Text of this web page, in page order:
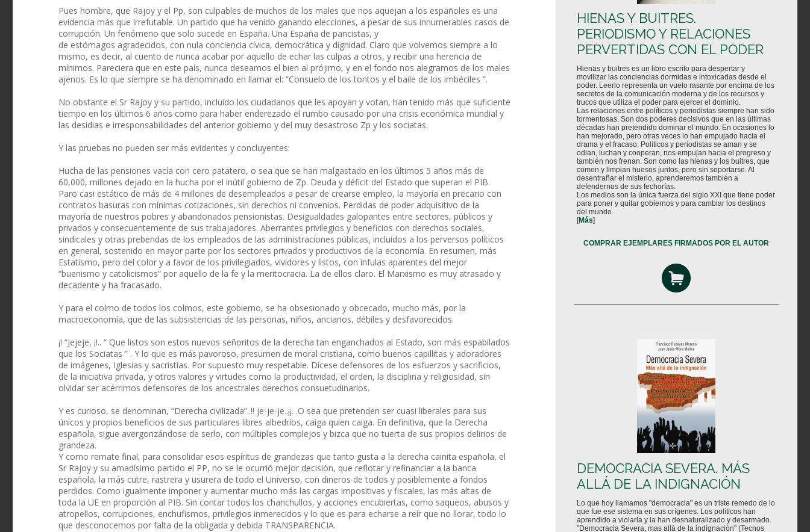
Pues hombre, que Rajoy y el Pp, son culpables de muchos de los males que nos aquejan a los españoles es una
evidencia más que irrefutable. Un partido que ha venido ganando elecciones, a pesar de sus innumerables casos de
corrupción. Un fenómeno que solo sucede en España. Una España de pancistas, y
de estómagos agradecidos, con nula conciencia cívica, democrática y dignidad. Claro que volvemos siempre a lo
mismo, es decir, al cuento de nunca acabar por aquello de echar las culpas a otros, y recibir una herencia de
mínimos. Pareciera que en este país, nunca deseamos el bien al prójimo, y en el fondo nos alegramos de los males
ajenos. Es lo que siempre se ha denominado en llamar el: “Consuelo de los tontos y el baile de los imbéciles ”.
No obstante el Sr Rajoy y su partido, incluido los ciudadanos que les apoyan y votan, han tenido más que suficiente
tiempo en los últimos 6 años como para haber enderezado el rumbo causado por una crisis económica mundial y
las desidias e irresponsabilidades del anterior gobierno y del muy desastroso Zp y los sociatas.
Y las pruebas no pueden ser más evidentes y concluyentes:
Hucha de las pensiones vacía con cero patatero, o sea que se han malgastado en los últimos 5 años más de
60,000, millones dejado en la hucha por el inútil gobierno de Zp. Deuda y déficit del Estado que superan el PIB.
Paro casi estático de más de 4 millones de desempleados a pesar de crearse empleo, la mayoría en precario con
contratos basuras con mínimas cotizaciones, sin derechos ni convenios. Perdidas de poder adquisitivo de la
mayoría de nuestros pobres y abandonados pensionistas. Desigualdades galopantes entre sectores, públicos y
privados y consecuentemente de sus trabajadores. Aberrantes privilegios y beneficios con derechos sociales,
sindicales y otras prebendas de los empleados de las administraciones públicas, incluidos a los perversos políticos
en general, sostenido en mayor parte por los sectores privados y productivos de la economía. En resumen, más
Estatismo, pero del color y a favor de los privilegiados, vividores y listos, con ínfulas aparentes del mejor
“buenismo y catolicismos” por aquello de la fe y la meritocracia. La de ellos claro. El Marxismo es muy atrasado y
decadente y ha fracasado.
Y para el colmo de todos los colmos, este gobierno, se ha obsesionado y obcecado, mucho más, por la
macroeconomía, que de las subsistencias de las personas, niños, ancianos, débiles y desfavorecidos.
¡! “Jejeje, ¡!.. “ Que listos son estos nuevos señoritos de la derecha tan enganchados al Estado, son más espabilados
que los Sociatas ” . Y lo que es más pavoroso, presumen de moral cristiana, como buenos capillitas y adoradores
de imágenes, Iglesias y sacristías. Por supuesto muy respetable. Dícese defensores de los esfuerzos y sacrificios,
de la iniciativa privada, y otros valores y virtudes como la productividad, el orden, la disciplina y religiosidad, sin
olvidar ser acérrimos defensores de los ancestrales derechos consuetudinarios.
Y es curioso, se denominan, “Derecha civilizada”..!! je-je-je..¡¡. .O sea que pretenden ser cuasi liberales para sus
únicos y propios beneficios de sus particulares libres albedríos, caiga quien caiga. En definitiva, que la Derecha
española, sigue avergonzándose de serlo, con múltiples complejos y bizca que no tuerta de sus propios delirios de
grandeza.
Y como remate final, para consolidar esos espíritus de grandezas que tanto gusta a la derecha cainita española, el
Sr Rajoy y su amadísimo partido el PP, no se le ocurrió mejor decisión, que reflotar y refinanciar a la banca
española, la más cutre, rastrera y usurera de todo el Universo, con dineros de todos y posiblemente a fondos
perdidos. Como igualmente imponer y aumentar mucho más las cargas impositivas y fiscales, las más altas de
toda la UE en proporción al PIB. Sin contar todos los chanchullos, y acciones encubiertas, como saqueos, abusos y
atropellos, corrupciones, enchufismos, privilegios inmerecidos y lo que es para echarse a reír que no llorar, todo lo
que desconocemos por falta de la obligada y debida TRANSPARENCIA.
HIENAS Y BUITRES.
PERIODISMO Y RELACIONES
PERVERTIDAS CON EL PODER
Hienas y buitres es un libro escrito para despertar y
movilizar las conciencias dormidas e intoxicadas desde el
poder. Leerlo representa un vuelo rasante por encima de los
secretos de la comunicación moderna y de los recursos y
trucos que utiliza el poder para ejercer el dominio.
Las relaciones entre políticos y periodistas siempre han sido
tormentosas. Son dos poderes decisivos que en las últimas
décadas han pretendido dominar el mundo. En ocasiones lo
han mejorado, pero otras veces lo han empujado hacia el
drama y el fracaso. Políticos y periodistas se aman y se
odian, luchan y cooperan, nos empujan hacia el progreso y
también nos frenan. Son como las hienas y los buitres, que
comen y limpian huesos juntos, pero sin soportarse. Al
desentrañar el misterio, aprenderemos también a
defendernos de sus fechorías.
Los medios son la única fuerza del siglo XXI que tiene poder
para poner y quitar gobiernos y para cambiar los destinos
del mundo.
[Más]
COMPRAR EJEMPLARES FIRMADOS POR EL AUTOR
DEMOCRACIA SEVERA. MÁS
ALLÁ DE LA INDIGNACIÓN
Lo que hoy llamamos "democracia" es un triste remedo de lo
que fue ese sistema en sus orígenes. Los políticos han
aprendido a violarla y la han desnaturalizado y desarmado.
"Democracia Severa, mas allá de la indignación" (Tecnos